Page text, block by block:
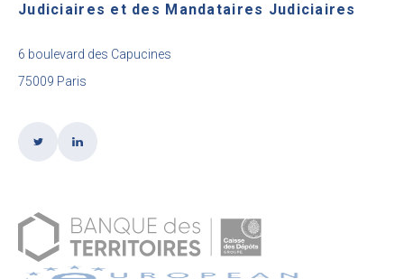
Judiciaires et des Mandataires Judiciaires
6 boulevard des Capucines
75009 Paris